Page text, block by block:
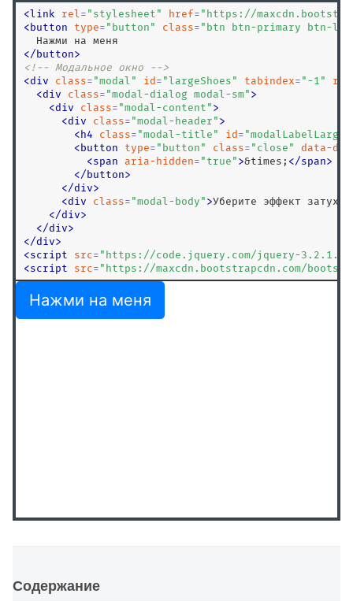
<link rel = " stylesheet " href= " https://
< button type= " button " class= " btn btn-primary btn-lg
</ button>
<!-- Модальное окно -->
<div class= "modal " id = "largeShoes " tabindex= " -1 "
<div class= "modal-dialog modal-sm" >
<div class= "modal-content " >
<div class= "modal-header " >
< h4 class= "modal-title " id = "modalLabelLarge
< button type= " button " class= " close "
data-
<span aria-hidden= " true " >&times; </span>
</ button>
</div>
<div class= "modal-body " >Уберите эффект
</div>
</div>
</div>
<script src= " https://code.jquery.com/jquery-
<script src= " https://maxcdn.bootstrapcdn.com/
Содержание